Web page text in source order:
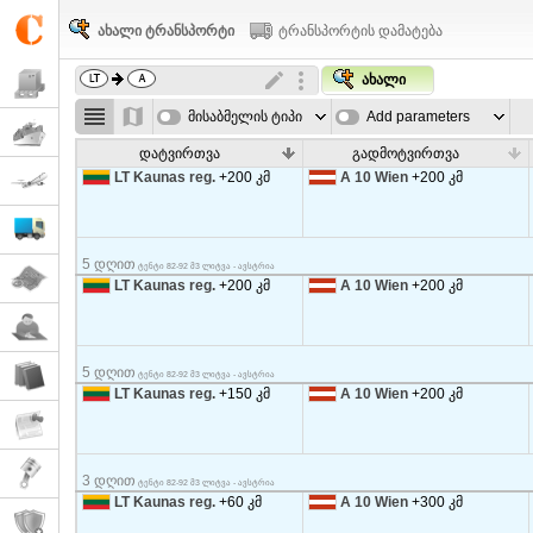
ახალი ტრანსპორტი ტრანსპორტის დამატება
ახალი
მისაბმელის ტიპი Add parameters
დატვირთვა
გადმოტვირთვა
LT Kaunas reg. +200 კმ A 10 Wien +200 კმ
5 დღით ტენტი 82-92 მ3 ლიტვა - ავსტრია
LT Kaunas reg. +200 კმ A 10 Wien +200 კმ
5 დღით ტენტი 82-92 მ3 ლიტვა - ავსტრია
LT Kaunas reg. +150 კმ A 10 Wien +200 კმ
3 დღით ტენტი 82-92 მ3 ლიტვა - ავსტრია
LT Kaunas reg. +60 კმ A 10 Wien +300 კმ